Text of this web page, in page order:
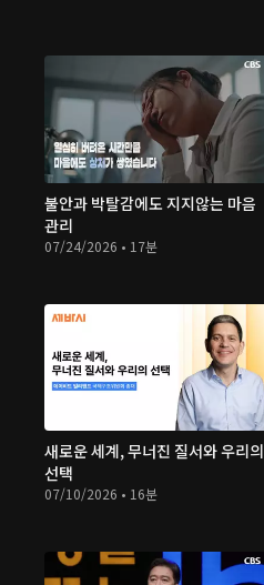
불안과 박탈감에도 지지않는 마음
관리
07/24/2026 • 17분
새로운 세계, 무너진 질서와 우리의
선택
07/10/2026 • 16분